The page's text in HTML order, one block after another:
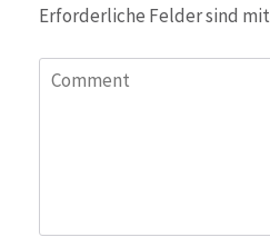
Erforderliche Felder sind mit
Comment